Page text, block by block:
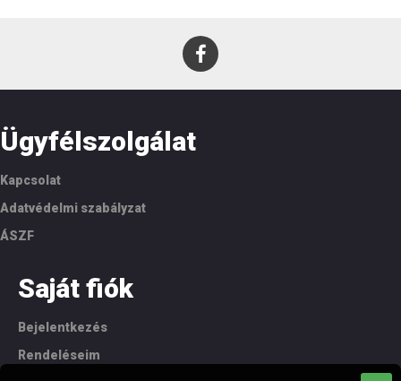
Ügyfélszolgálat
Kapcsolat
Adatvédelmi szabályzat
ÁSZF
Saját fiók
Bejelentkezés
Rendeléseim